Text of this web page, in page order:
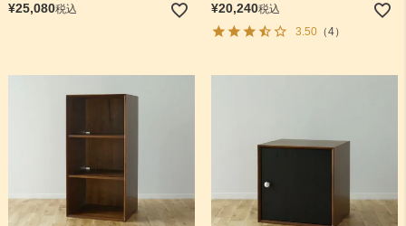
¥25,080税込 ¥20,240税込
3.50（4）